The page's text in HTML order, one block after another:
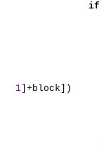
if
1 ]+block])